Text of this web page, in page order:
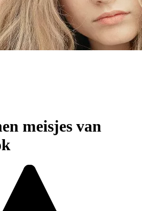
meisjes van